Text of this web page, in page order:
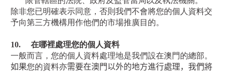
除非您已明確表示同意，否則我們不會將您的個人資料交
予向第三方機構用作他們的市場推廣目的。
10.
在哪裡處理您的個人資料
一般而言，您的個人資料處理地是我們設在澳門的總部。
如果您的資料亦需要在澳門以外的地方進行處理，我們將